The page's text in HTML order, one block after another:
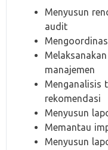
Menyusun
audit
manajemen
Menganalisis
rekomendasi
Menyusun
Memantau
Menyusun